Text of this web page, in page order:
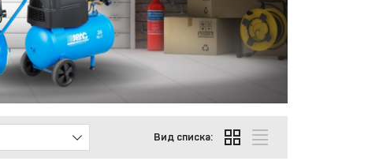
Вид списка: